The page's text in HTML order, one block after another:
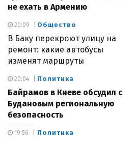
не ехать в Армению
Общество
В Баку перекроют улицу на
ремонт: какие автобусы
изменят маршруты
20:09
Политика
Байрамов в Киеве обсудил с
Будановым региональную
безопасность
20:04
Политика
19:56